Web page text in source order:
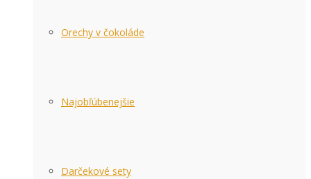
Orechy v čokoláde
Najobľúbenejšie
Darčekové sety